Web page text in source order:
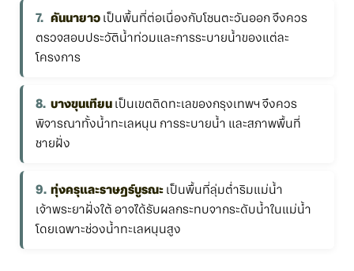
คันนายาว เป็นพื้นที่ต่อเนื่องกับโซนตะวันออก จึงควร
ตรวจสอบประวัติน้ำท่วมและการระบายน้ำของแต่ละ
โครงการ
บางขุนเทียน เป็นเขตติดทะเลของกรุงเทพฯ จึงควร
พิจารณาทั้งน้ำทะเลหนุน การระบายน้ำ และสภาพพื้นที่
ชายฝั่ง
ทุ่งครุและราษฎร์บูรณะ เป็นพื้นที่ลุ่มต่ำริมแม่น้ำ
เจ้าพระยาฝั่งใต้ อาจได้รับผลกระทบจากระดับน้ำในแม่น้ำ
โดยเฉพาะช่วงน้ำทะเลหนุนสูง